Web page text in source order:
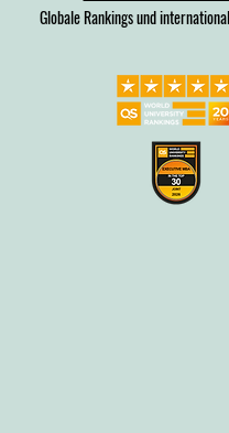
Globale Rankings und